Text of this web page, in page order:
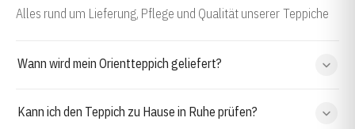
Alles rund um Lieferung, Pflege und Qualität unserer Teppiche
Wann wird mein Orientteppich geliefert?
Kann ich den Teppich zu Hause in Ruhe prüfen?